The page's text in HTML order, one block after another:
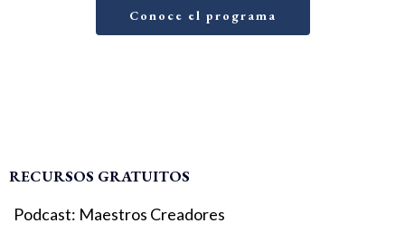
Conoce el programa
RECURSOS GRATUITOS
Podcast: Maestros Creadores